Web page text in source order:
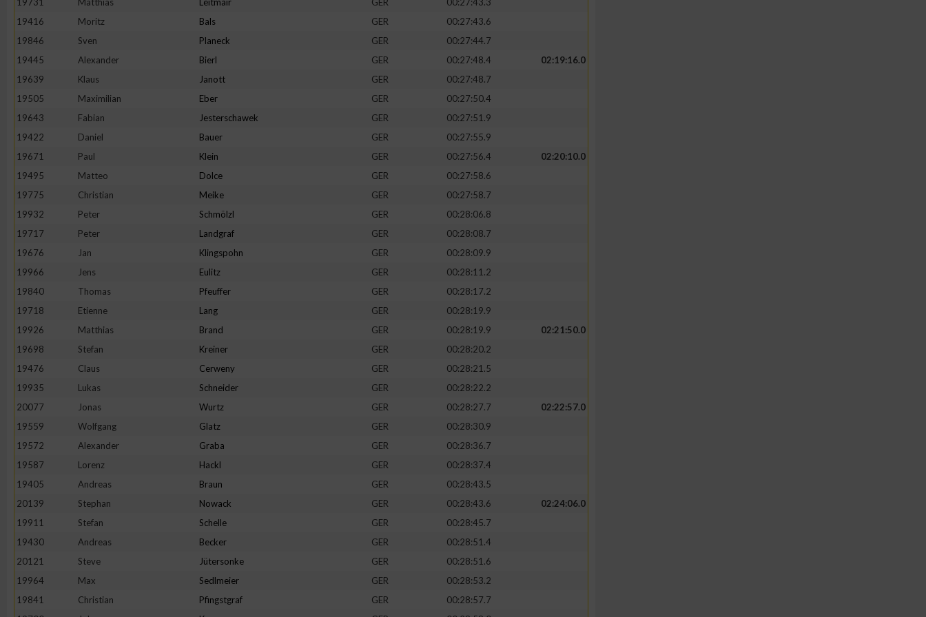
19416
Moritz Bals GER
00:27:43.6
19846
Sven Planeck GER
00:27:44.7
19445
Alexander Bierl GER 00:27:48.4
02:19:16.0
19639
Klaus Janott GER
00:27:48.7
19505
Maximilian Eber GER
00:27:50.4
19643
Fabian Jesterschawek GER
00:27:51.9
19422
Daniel Bauer GER
00:27:55.9
19671
Paul Klein GER 00:27:56.4
02:20:10.0
19495
Matteo Dolce GER
00:27:58.6
19775
Christian Meike GER
00:27:58.7
19932
Peter Schmölzl GER
00:28:06.8
19717
Peter Landgraf GER
00:28:08.7
19676
Jan Klingspohn GER
00:28:09.9
19966
Jens Eulitz GER
00:28:11.2
19840
Thomas Pfeuffer GER
00:28:17.2
19718
Etienne Lang GER
00:28:19.9
19926
Matthias Brand GER 00:28:19.9
02:21:50.0
19698
Stefan Kreiner GER
00:28:20.2
19476
Claus Cerweny GER
00:28:21.5
19935
Lukas Schneider GER
00:28:22.2
20077
Jonas Wurtz GER 00:28:27.7
02:22:57.0
19559
Wolfgang Glatz GER
00:28:30.9
19572
Alexander Graba GER
00:28:36.7
19587
Lorenz Hackl GER
00:28:37.4
19405
Andreas Braun GER
00:28:43.5
20139
Stephan Nowack GER 00:28:43.6
02:24:06.0
19911
Stefan Schelle GER
00:28:45.7
19430
Andreas Becker GER
00:28:51.4
20121
Steve Jütersonke GER
00:28:51.6
19964
Max Sedlmeier GER
00:28:53.2
19841
Christian Pfingstgraf GER
00:28:57.7
Erstellung von Profilen zur Personalisierung von Inhalten
Messung der Werbeleistung
Messung der Performance von Inhalten
Analyse von Zielgruppen durch Statistiken oder Kombinationen von Daten aus
Entwicklung und Verbesserung der Angebote
IAB-Besonderheiten:
Geräte anhand von aktiv angeforderten Informationen identifizieren
Nicht-IAB-Verarbeitungszwecke:
Notwendig
Performance
Funktional